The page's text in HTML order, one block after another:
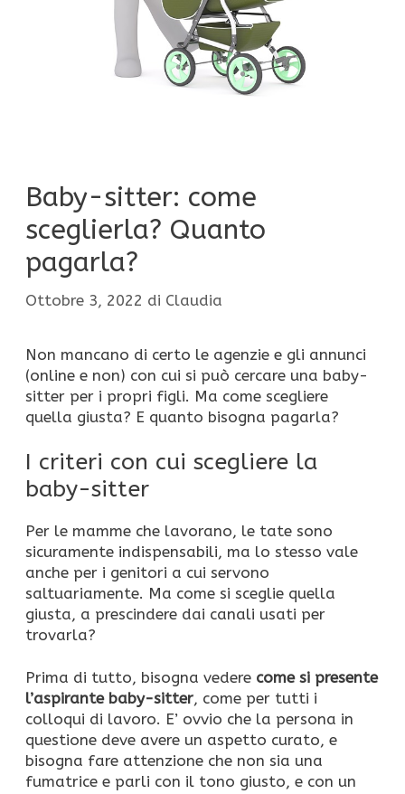
Baby-sitter: come
sceglierla? Quanto
pagarla?
Ottobre 3, 2022 di Claudia
Non mancano di certo le agenzie e gli annunci
(online e non) con cui si può cercare una baby-
sitter per i propri figli. Ma come scegliere
quella giusta? E quanto bisogna pagarla?
I criteri con cui scegliere la
baby-sitter
Per le mamme che lavorano, le tate sono
sicuramente indispensabili, ma lo stesso vale
anche per i genitori a cui servono
saltuariamente. Ma come si sceglie quella
giusta, a prescindere dai canali usati per
trovarla?
Prima di tutto, bisogna vedere come si presente
l’aspirante baby-sitter, come per tutti i
colloqui di lavoro. E’ ovvio che la persona in
questione deve avere un aspetto curato, e
bisogna fare attenzione che non sia una
fumatrice e parli con il tono giusto, e con un